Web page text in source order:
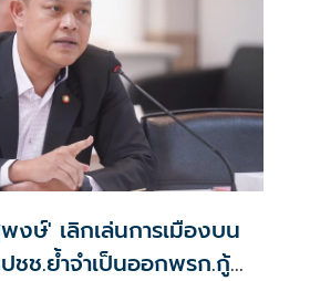
ษ์' เลิกเล่นการเมืองบน
ชช.ย้ำจำเป็นออกพรก.กู้